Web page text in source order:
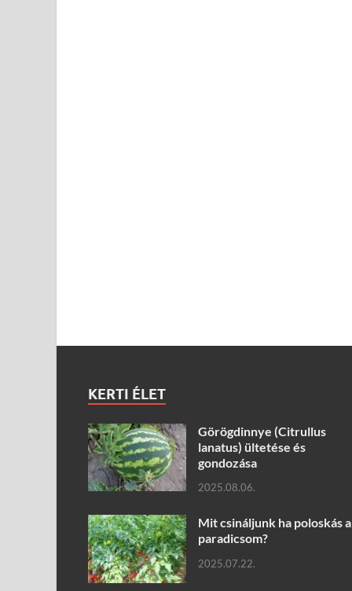
KERTI ÉLET
Görögdinnye (Citrullus
lanatus) ültetése és
gondozása
2025.08.06.
Mit csináljunk ha poloskás a
paradicsom?
2025.07.22.